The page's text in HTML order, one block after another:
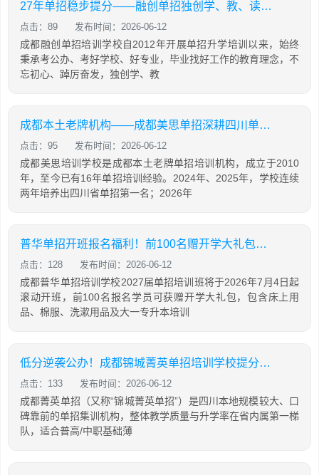
27年单招稳步提分——融创单招独创学、教、读、背、练、考六位一体教学模式
点击：89 发布时间：2026-06-12
成都融创单招培训学校自2012年开展单招升学培训以来，始终
秉承考公办、考好学校、好专业，毕业找好工作的教育理念，不
忘初心、踔厉奋发，独创学、教
成都本土老牌机构——成都美思单招深耕四川单招16年，助力学生录取公办院校！
点击：95 发布时间：2026-06-12
成都美思培训学校是成都本土老牌单招培训机构，成立于2010
年，至今已有16年单招培训经验。2024年、2025年，学校连续
两年培养出四川省单招第一名；2026年
普华单招开班报名福利！前100名赠开学大礼包，含床上用品，棉服，先到先得！
点击：128 发布时间：2026-06-12
成都普华单招培训学校2027届单招培训班将于2026年7月4日起
滚动开班，前100名报名学员可获赠开学大礼包，包含床上用
品、棉服、洗漱用品及大一专升本培训
低分逆袭公办！成都锦城菁英单招培训学校提分攻略
点击：133 发布时间：2026-06-12
成都菁英单招（又称“锦城菁英单招”）是四川本地规模较大、口
碑靠前的单招集训机构，整体教学质量与升学率在省内属第一梯
队，适合普高/中职基础薄